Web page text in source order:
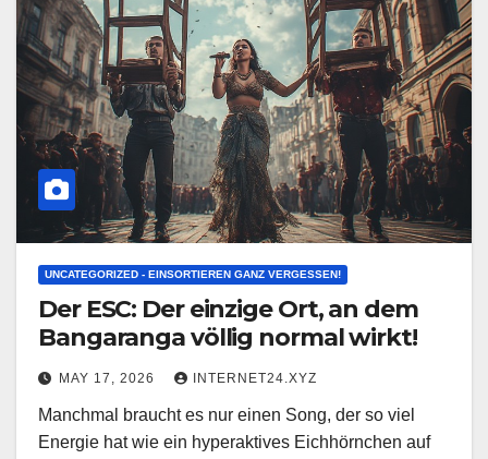
UNCATEGORIZED - EINSORTIEREN GANZ VERGESSEN!
Der ESC: Der einzige Ort, an dem
Bangaranga völlig normal wirkt!
MAY 17, 2026 INTERNET24.XYZ
Manchmal braucht es nur einen Song, der so viel
Energie hat wie ein hyperaktives Eichhörnchen auf